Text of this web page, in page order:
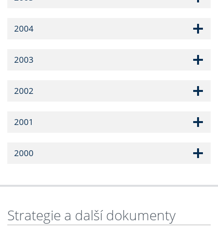
2004
2003
2002
2001
2000
Strategie a další dokumenty